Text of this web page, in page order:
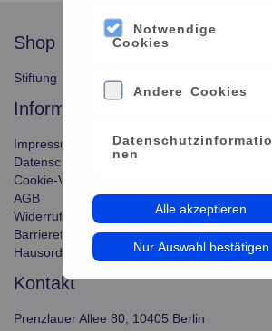
Notwendige
Cookies
Andere Cookies
Datenschutzinformatio
nen
Alle akzeptieren
Nur Auswahl bestätigen
shop
Stiftung Planetarium Berlin
information
Impressum
Datenschutz
Cookie-Verwendung
AGB
Widerrufsbelehrung
Barrierefreiheit
Hausordnung
kontakt
Prenzlauer Allee 80, 10405 Berlin